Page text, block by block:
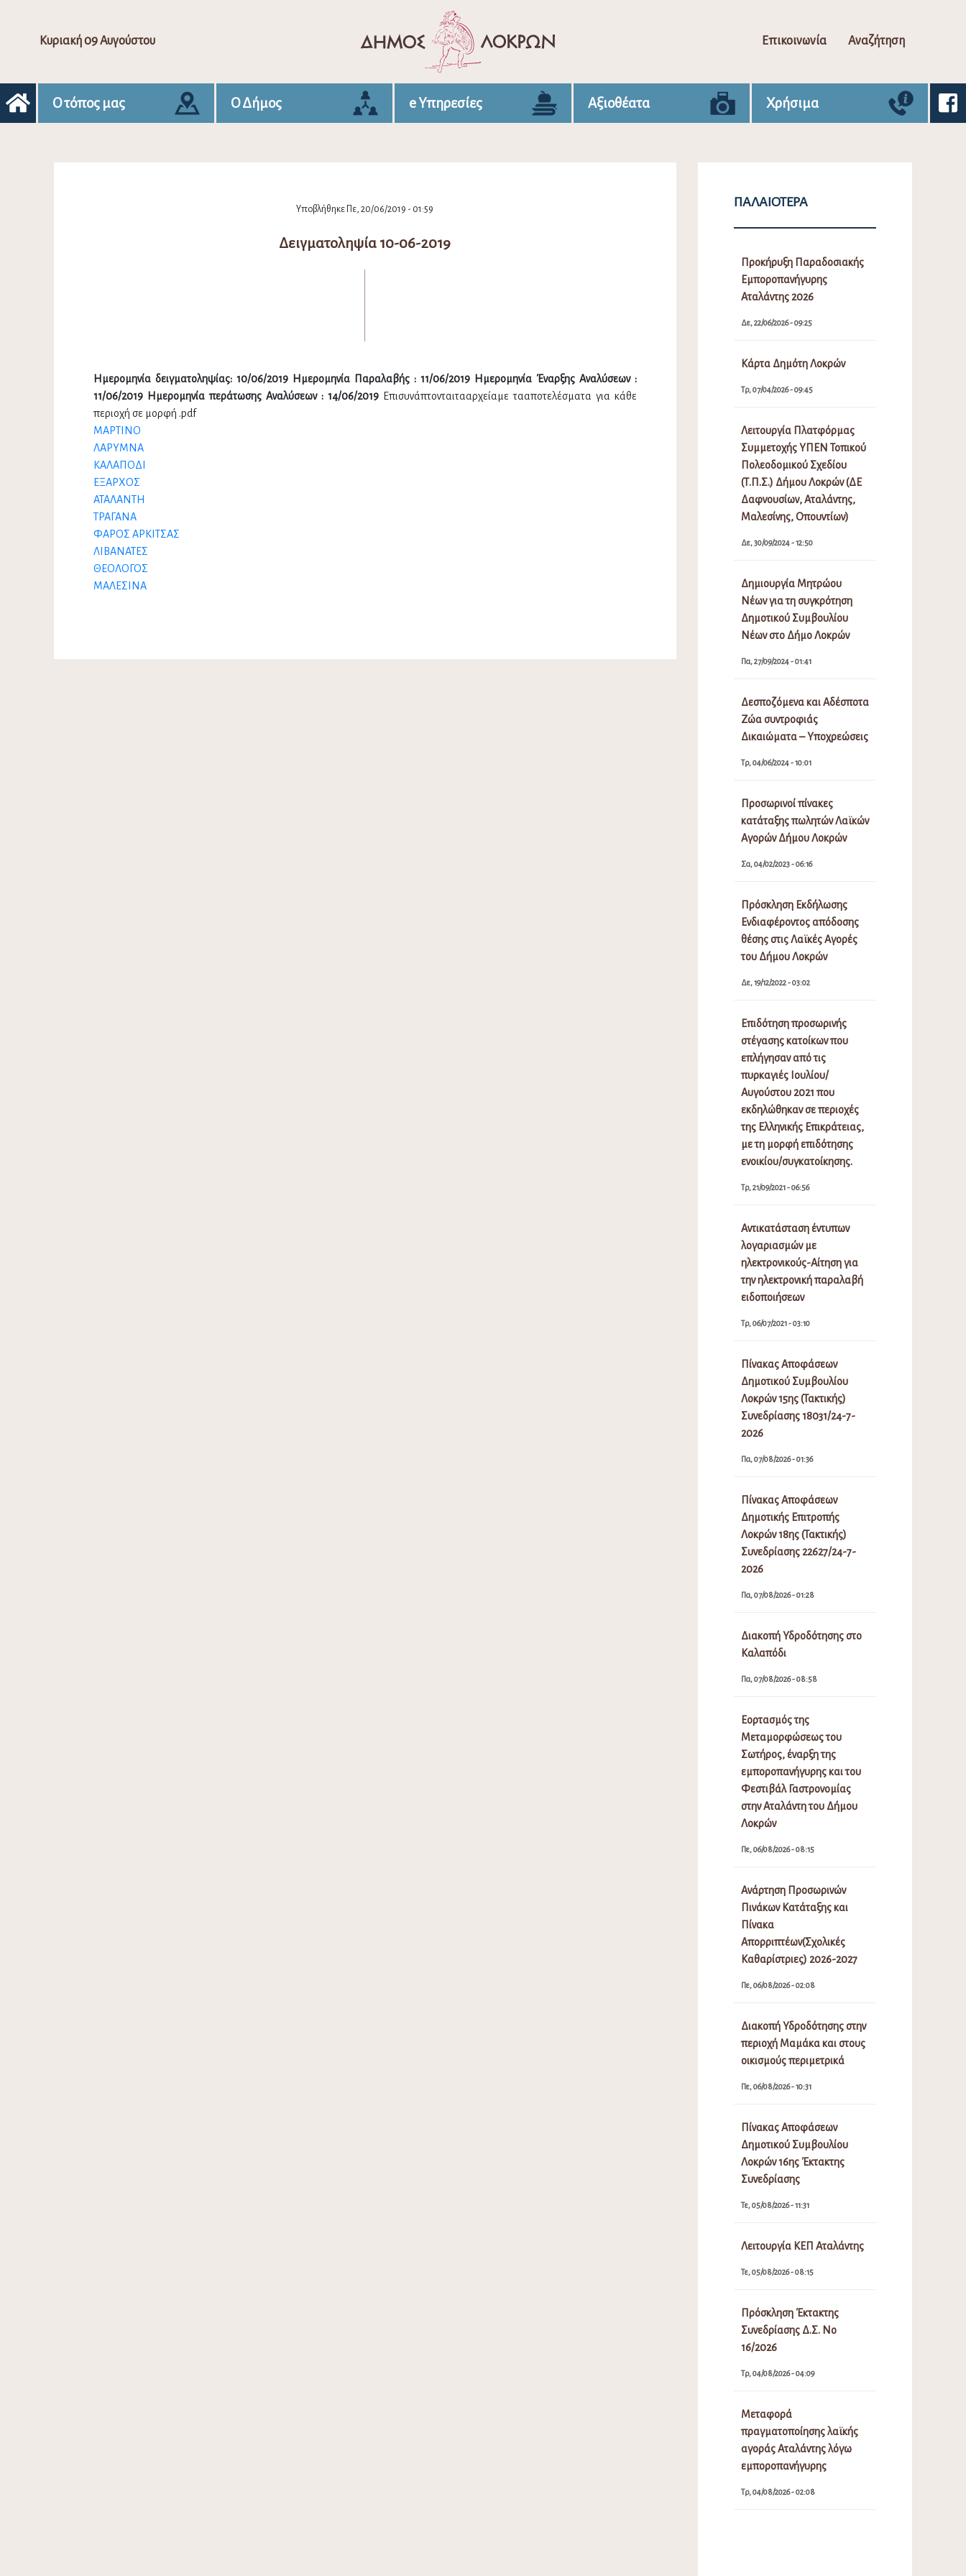
Κυριακή 09 Αυγούστου Επικοινωνία Αναζήτηση
Ο τόπος μας Ο Δήμος e Υπηρεσίες Αξιοθέατα Χρήσιμα
Υποβλήθηκε Πε, 20/06/2019 - 01:59
Δειγματοληψία 10-06-2019
Ημερομηνία δειγματοληψίας: 10/06/2019 Hμερομηνία Παραλαβής : 11/06/2019 Ημερομηνία Έναρξης Αναλύσεων :
11/06/2019 Ημερομηνία περάτωσης Αναλύσεων : 14/06/2019Επισυνάπτονταιτααρχείαμε τααποτελέσματα για κάθε
περιοχή σε μορφή .pdf
ΜΑΡΤΙΝΟ
ΛΑΡΥΜΝΑ
ΚΑΛΑΠΟΔΙ
ΕΞΑΡΧΟΣ
ΑΤΑΛΑΝΤΗ
ΤΡΑΓΑΝΑ
ΦΑΡΟΣ ΑΡΚΙΤΣΑΣ
ΛΙΒΑΝΑΤΕΣ
ΘΕΟΛΟΓΟΣ
ΜΑΛΕΣΙΝΑ
ΠΑΛΑΙΌΤΕΡΑ
Προκήρυξη Παραδοσιακής
Εμποροπανήγυρης
Αταλάντης 2026
Δε, 22/06/2026 - 09:25
Κάρτα Δημότη Λοκρών
Τρ, 07/04/2026 - 09:45
Λειτουργία Πλατφόρμας
Συμμετοχής ΥΠΕΝ Τοπικού
Πολεοδομικού Σχεδίου
(Τ.Π.Σ.) Δήμου Λοκρών (ΔΕ
Δαφνουσίων, Αταλάντης,
Μαλεσίνης, Οπουντίων)
Δε, 30/09/2024 - 12:50
Δημιουργία Μητρώου
Νέων για τη συγκρότηση
Δημοτικού Συμβουλίου
Νέων στο Δήμο Λοκρών
Πα, 27/09/2024 - 01:41
Δεσποζόμενα και Αδέσποτα
Ζώα συντροφιάς
Δικαιώματα – Υποχρεώσεις
Τρ, 04/06/2024 - 10:01
Προσωρινοί πίνακες
κατάταξης πωλητών Λαϊκών
Αγορών Δήμου Λοκρών
Σα, 04/02/2023 - 06:16
Πρόσκληση Εκδήλωσης
Ενδιαφέροντος απόδοσης
θέσης στις Λαϊκές Αγορές
του Δήμου Λοκρών
Δε, 19/12/2022 - 03:02
Επιδότηση προσωρινής
στέγασης κατοίκων που
επλήγησαν από τις
πυρκαγιές Ιουλίου/
Αυγούστου 2021 που
εκδηλώθηκαν σε περιοχές
της Ελληνικής Επικράτειας,
με τη μορφή επιδότησης
ενοικίου/συγκατοίκησης.
Τρ, 21/09/2021 - 06:56
Αντικατάσταση έντυπων
λογαριασμών με
ηλεκτρονικούς-Αίτηση για
την ηλεκτρονική παραλαβή
ειδοποιήσεων
Τρ, 06/07/2021 - 03:10
Πίνακας Αποφάσεων
Δημοτικού Συμβουλίου
Λοκρών 15ης (Τακτικής)
Συνεδρίασης 18031/24-7-
2026
Πα, 07/08/2026 - 01:36
Πίνακας Αποφάσεων
Δημοτικής Επιτροπής
Λοκρών 18ης (Τακτικής)
Συνεδρίασης 22627/24-7-
2026
Πα, 07/08/2026 - 01:28
Διακοπή Υδροδότησης στο
Καλαπόδι
Πα, 07/08/2026 - 08:58
Εορτασμός της
Μεταμορφώσεως του
Σωτήρος, έναρξη της
εμποροπανήγυρης και του
Φεστιβάλ Γαστρονομίας
στην Αταλάντη του Δήμου
Λοκρών
Πε, 06/08/2026 - 08:15
Ανάρτηση Προσωρινών
Πινάκων Κατάταξης και
Πίνακα
Απορριπτέων(Σχολικές
Καθαρίστριες) 2026-2027
Πε, 06/08/2026 - 02:08
Διακοπή Υδροδότησης στην
περιοχή Μαμάκα και στους
οικισμούς περιμετρικά
Πε, 06/08/2026 - 10:31
Πίνακας Αποφάσεων
Δημοτικού Συμβουλίου
Λοκρών 16ης Έκτακτης
Συνεδρίασης
Τε, 05/08/2026 - 11:31
Λειτουργία ΚΕΠ Αταλάντης
Τε, 05/08/2026 - 08:15
Πρόσκληση Έκτακτης
Συνεδρίασης Δ.Σ. Νο
16/2026
Τρ, 04/08/2026 - 04:09
Μεταφορά
πραγματοποίησης λαϊκής
αγοράς Αταλάντης λόγω
εμποροπανήγυρης
Τρ, 04/08/2026 - 02:08